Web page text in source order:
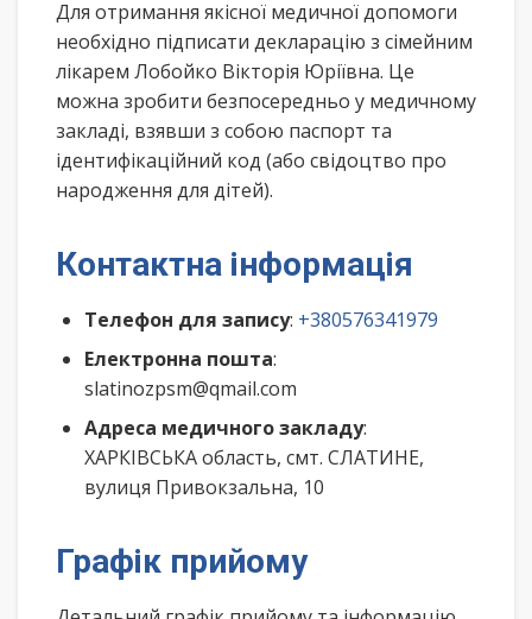
Для отримання якісної медичної допомоги
необхідно підписати декларацію з сімейним
лікарем Лобойко Вікторія Юріївна. Це
можна зробити безпосередньо у медичному
закладі, взявши з собою паспорт та
ідентифікаційний код (або свідоцтво про
народження для дітей).
Контактна інформація
Телефон для запису: +380576341979
Електронна пошта:
slatinozpsm@qmail.com
Адреса медичного закладу:
ХАРКІВСЬКА область, смт. СЛАТИНЕ,
вулиця Привокзальна, 10
Графік прийому